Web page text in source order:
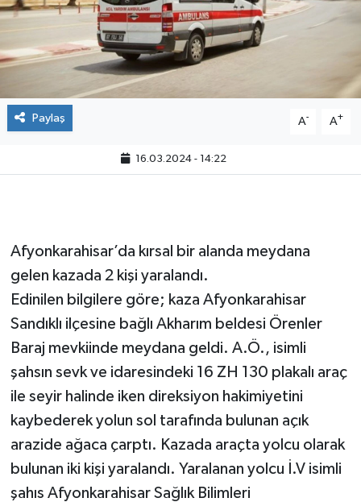
Paylaş A- A+
16.03.2024 - 14:22
Afyonkarahisar’da kırsal bir alanda meydana
gelen kazada 2 kişi yaralandı.
Edinilen bilgilere göre; kaza Afyonkarahisar
Sandıklı ilçesine bağlı Akharım beldesi Örenler
Baraj mevkiinde meydana geldi. A.Ö., isimli
şahsın sevk ve idaresindeki 16 ZH 130 plakalı araç
ile seyir halinde iken direksiyon hakimiyetini
kaybederek yolun sol tarafında bulunan açık
arazide ağaca çarptı. Kazada araçta yolcu olarak
bulunan iki kişi yaralandı. Yaralanan yolcu İ.V isimli
şahıs Afyonkarahisar Sağlık Bilimleri